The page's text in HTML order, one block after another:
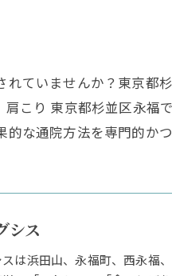
ていませんか？東京都
こり 東京都杉並区永
な通院方法を専門的か
シス
は浜田山、永福町、西永福